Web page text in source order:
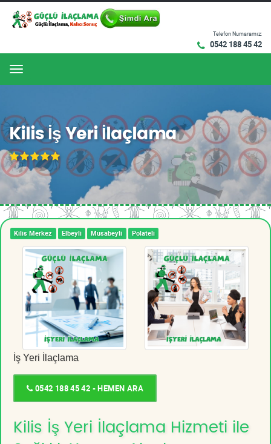
Telefon Numaramız:
0542 188 45 42
Menu
Kilis İş Yeri İlaçlama
Kilis Merkez Elbeyli Musabeyli Polateli
İş Yeri İlaçlama
0542 188 45 42 - HEMEN ARA
Kilis İş Yeri İlaçlama Hizmeti ile